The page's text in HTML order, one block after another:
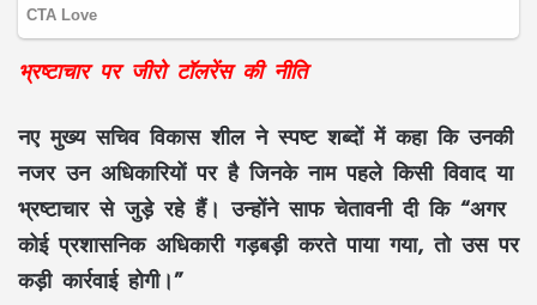
भ्रष्टाचार पर जीरो टॉलरेंस की नीति
नए मुख्य सचिव विकास शील ने स्पष्ट शब्दों में कहा कि उनकी
नजर उन अधिकारियों पर है जिनके नाम पहले किसी विवाद या
भ्रष्टाचार से जुड़े रहे हैं। उन्होंने साफ चेतावनी दी कि “अगर
कोई प्रशासनिक अधिकारी गड़बड़ी करते पाया गया, तो उस पर
कड़ी कार्रवाई होगी।”